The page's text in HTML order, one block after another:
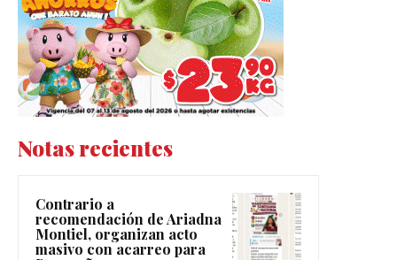
Notas recientes
Contrario a
recomendación de Ariadna
Montiel, organizan acto
masivo con acarreo para